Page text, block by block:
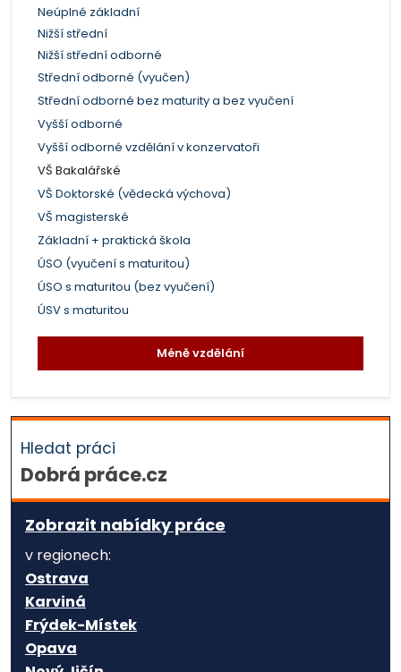
Neúplné základní
Nižší střední
Nižší střední odborné
Střední odborné (vyučen)
Střední odborné bez maturity a bez vyučení
Vyšší odborné
Vyšší odborné vzdělání v konzervatoři
VŠ Bakalářské
VŠ Doktorské (vědecká výchova)
VŠ magisterské
Základní + praktická škola
ÚSO (vyučení s maturitou)
ÚSO s maturitou (bez vyučení)
ÚSV s maturitou
Méně vzdělání
Hledat práci
Dobrá práce.cz
Zobrazit nabídky práce
v regionech:
Ostrava
Karviná
Frýdek-Místek
Opava